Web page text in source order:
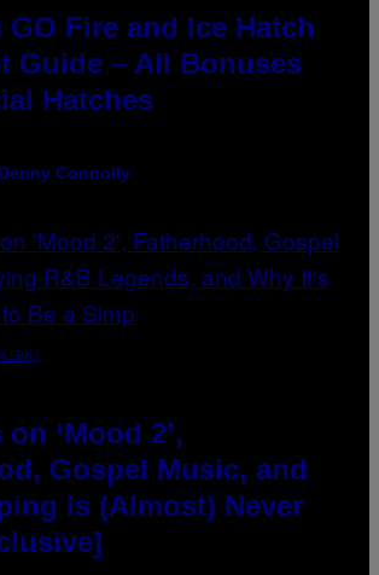
GO Fire and Ice Hatch
Guide – All Bonuses
Hatches
Denny Connolly
‘Mood 2’,
Gospel Music, and
Is (Almost) Never